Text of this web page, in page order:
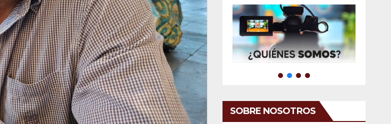
SOBRE NOSOTROS